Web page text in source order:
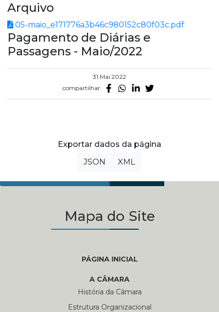
Arquivo
05-maio_e171776a3b46c980152c80f03c.pdf
Pagamento de Diárias e
Passagens - Maio/2022
31.Mai.2022
compartilhar:
Exportar dados da página
JSON
XML
Mapa do Site
PÁGINA INICIAL
A CÂMARA
História da Câmara
Estrutura Organizacional